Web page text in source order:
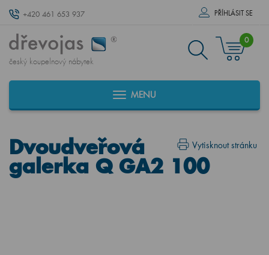
+420 461 653 937 PŘÍHLÁSIT SE
český koupelnový nábytek
0
MENU
Vytisknout stránku
Dvoudveřová
galerka Q GA2 100